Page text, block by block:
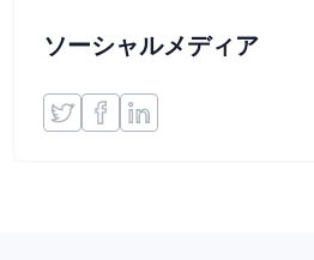
ソーシャルメディア